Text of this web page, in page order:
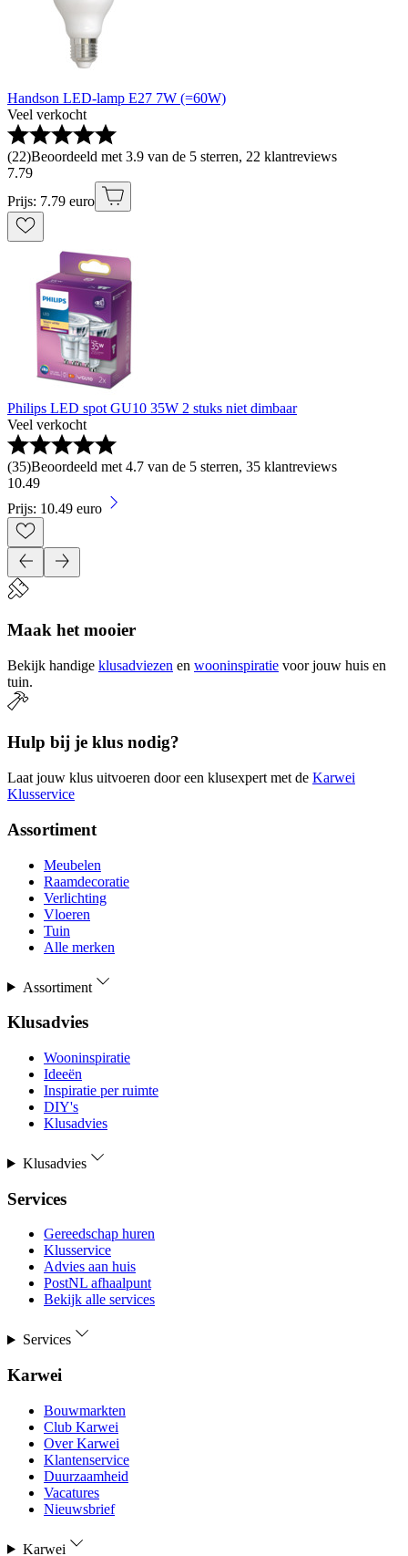
Handson LED-lamp E27 7W (=60W)
Veel verkocht
(22)Beoordeeld met 3.9 van de 5 sterren, 22 klantreviews
7.79
Prijs: 7.79 euro
Philips LED spot GU10 35W 2 stuks niet dimbaar
Veel verkocht
(35)Beoordeeld met 4.7 van de 5 sterren, 35 klantreviews
10.49
Prijs: 10.49 euro
Maak het mooier
Bekijk handige klusadviezen en wooninspiratie voor jouw huis en
tuin.
Hulp bij je klus nodig?
Laat jouw klus uitvoeren door een klusexpert met de Karwei
Klusservice
Assortiment
Meubelen
Raamdecoratie
Verlichting
Vloeren
Tuin
Alle merken
Assortiment
Klusadvies
Wooninspiratie
Ideeën
Inspiratie per ruimte
DIY's
Klusadvies
Klusadvies
Services
Gereedschap huren
Klusservice
Advies aan huis
PostNL afhaalpunt
Bekijk alle services
Services
Karwei
Bouwmarkten
Club Karwei
Over Karwei
Klantenservice
Duurzaamheid
Vacatures
Nieuwsbrief
Karwei